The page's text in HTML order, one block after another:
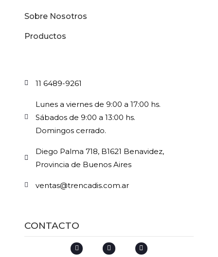
Sobre Nosotros
Productos
11 6489-9261
Lunes a viernes de 9:00 a 17:00 hs.
Sábados de 9:00 a 13:00 hs.
Domingos cerrado.
Diego Palma 718, B1621 Benavidez,
Provincia de Buenos Aires
ventas@trencadis.com.ar
CONTACTO